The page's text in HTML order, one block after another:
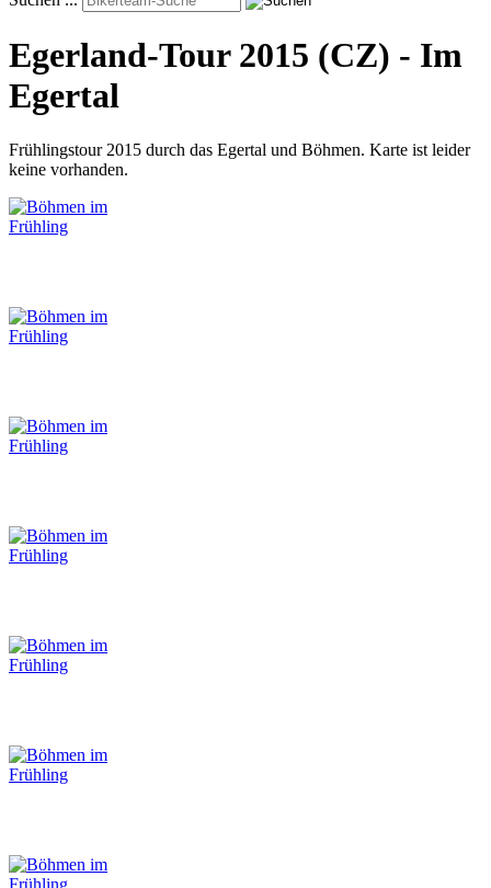
Egerland-Tour 2015 (CZ) - Im
Egertal
Frühlingstour 2015 durch das Egertal und Böhmen. Karte ist leider
keine vorhanden.